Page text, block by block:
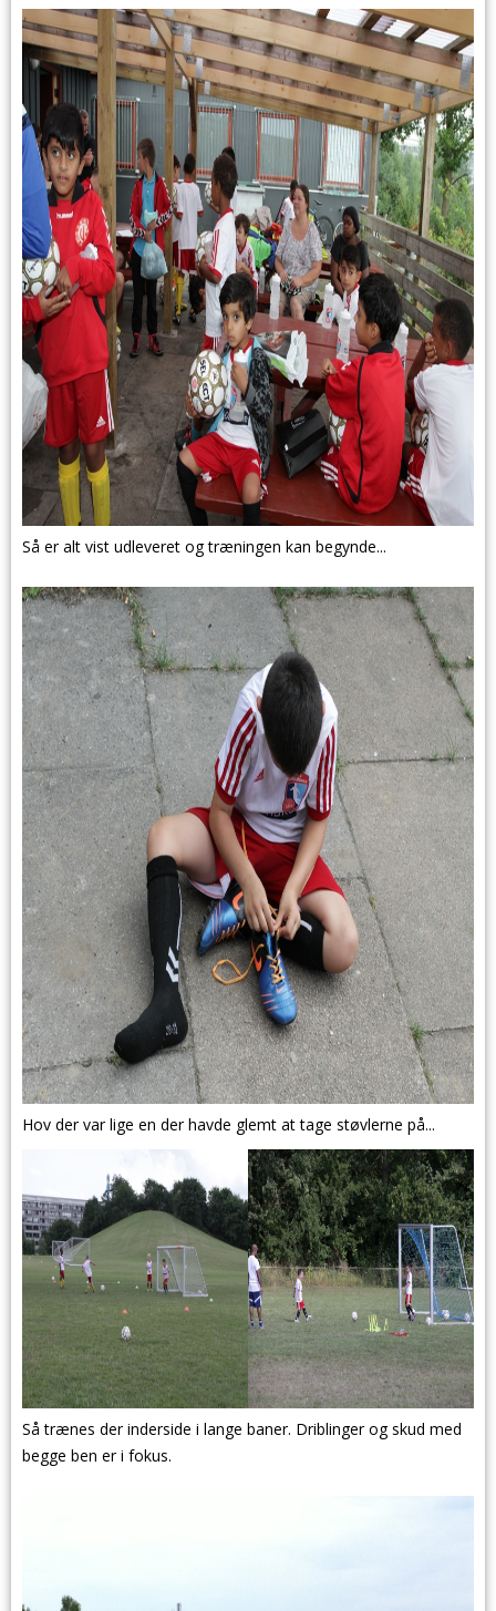
Så er alt vist udleveret og træningen kan begynde...
Hov der var lige en der havde glemt at tage støvlerne på...
Så trænes der inderside i lange baner. Driblinger og skud med
begge ben er i fokus.